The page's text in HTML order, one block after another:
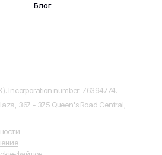
Блог
Incorporation number: 76394774.
367 - 375 Queen's Road Central,